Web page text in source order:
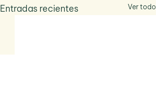
Entradas recientes Ver todo